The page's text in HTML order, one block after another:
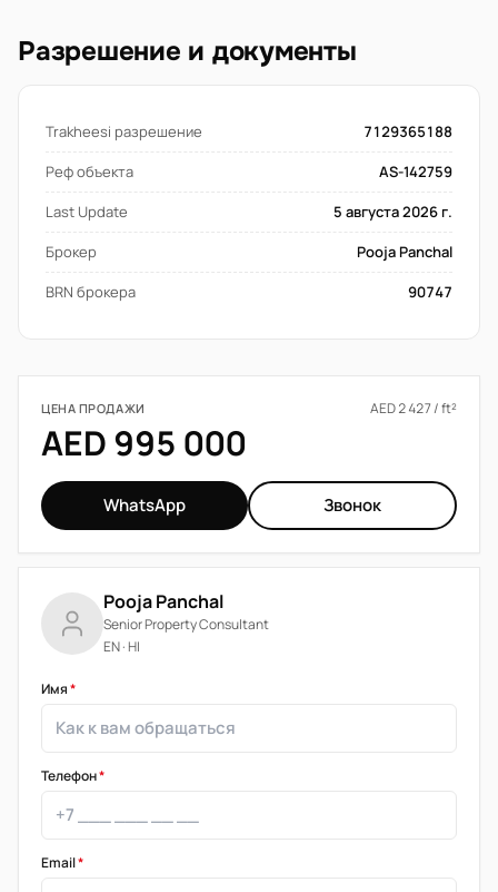
Разрешение и документы
Trakheesi разрешение
7129365188
Реф объекта
AS-142759
Last Update
5 августа 2026 г.
Брокер
Pooja Panchal
BRN брокера
90747
ЦЕНА ПРОДАЖИ AED 2 427 / ft²
AED 995 000
WhatsApp Звонок
Pooja Panchal
Senior Property Consultant
EN · HI
Имя*
Телефон*
Email*